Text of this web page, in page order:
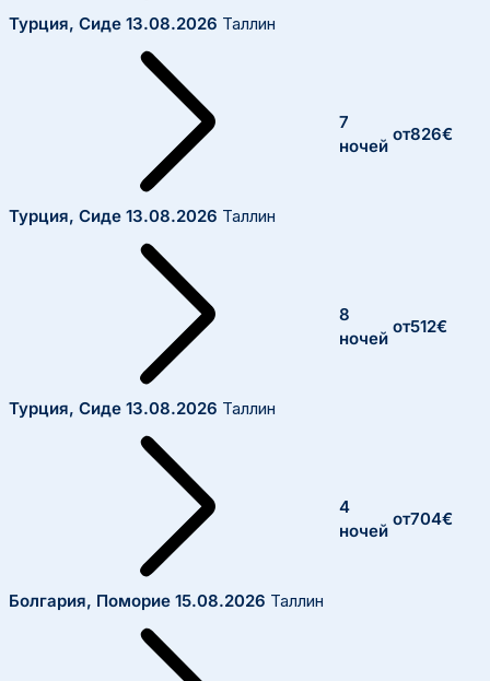
Турция, Сиде 13.08.2026 Таллин
Турция, Сиде 13.08.2026 Таллин
7
ночей
от826€
Турция, Сиде 13.08.2026 Таллин
8
ночей
от512€
Болгария, Поморие 15.08.2026 Таллин
4
ночей
от704€